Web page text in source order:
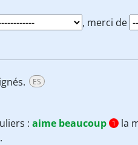
, merci de
ES
:aime beaucoup 1 la